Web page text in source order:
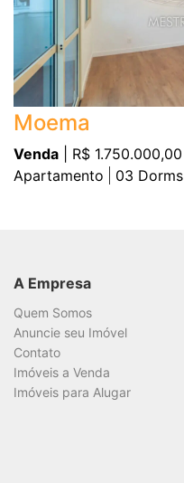
Moema
Venda | R$ 1.750.000,00
Apartamento
03 Dorms
A Empresa
Quem Somos
Anuncie seu Imóvel
Contato
Imóveis a Venda
Imóveis para Alugar